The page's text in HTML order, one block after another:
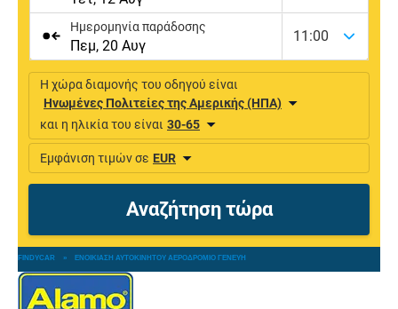
FINDYCAR » ΕΝΟΙΚΊΑΣΗ ΑΥΤΟΚΙΝΉΤΟΥ ΑΕΡΟΔΡΌΜΙΟ ΓΕΝΕΎΗ